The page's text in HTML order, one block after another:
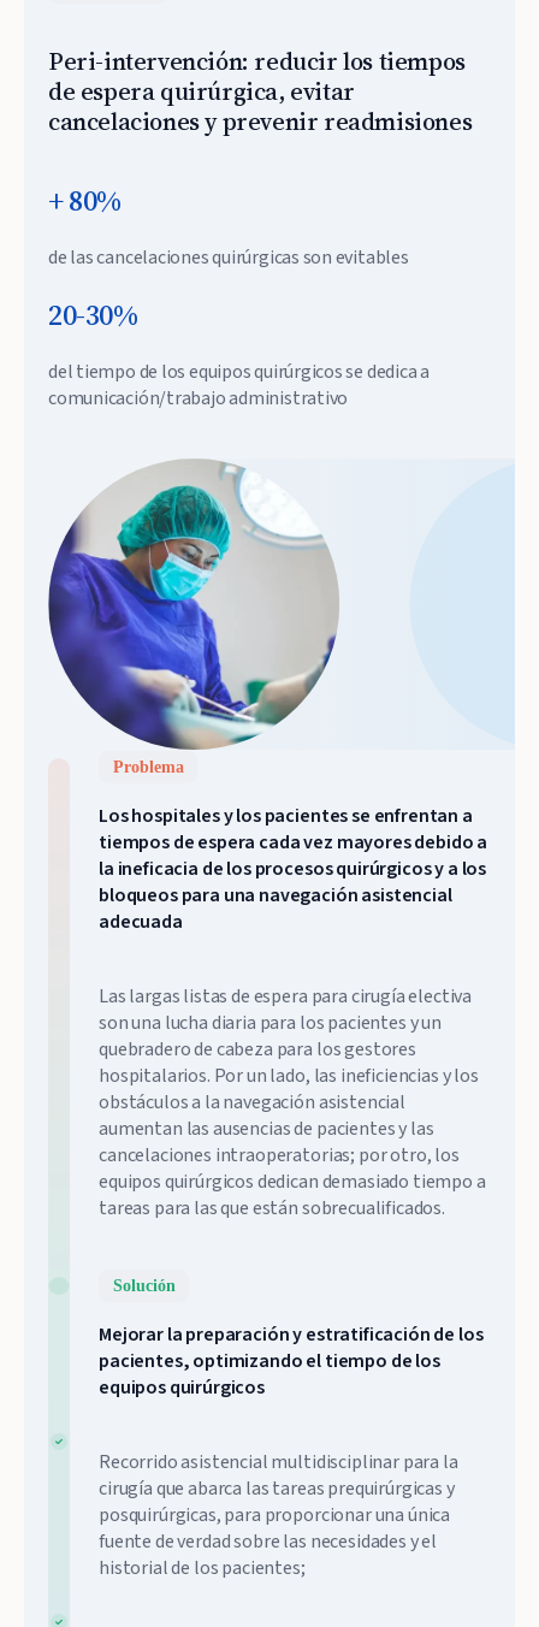
Peri-intervención: reducir los tiempos
de espera quirúrgica, evitar
cancelaciones y prevenir readmisiones
+ 80%
de las cancelaciones quirúrgicas son evitables
20-30%
del tiempo de los equipos quirúrgicos se dedica a
comunicación/trabajo administrativo
Problema
Los hospitales y los pacientes se enfrentan a
tiempos de espera cada vez mayores debido a
la ineficacia de los procesos quirúrgicos y a los
bloqueos para una navegación asistencial
adecuada
Las largas listas de espera para cirugía electiva
son una lucha diaria para los pacientes y un
quebradero de cabeza para los gestores
hospitalarios. Por un lado, las ineficiencias y los
obstáculos a la navegación asistencial
aumentan las ausencias de pacientes y las
cancelaciones intraoperatorias; por otro, los
equipos quirúrgicos dedican demasiado tiempo a
tareas para las que están sobrecualificados.
Solución
Mejorar la preparación y estratificación de los
pacientes, optimizando el tiempo de los
equipos quirúrgicos
Recorrido asistencial multidisciplinar para la
cirugía que abarca las tareas prequirúrgicas y
posquirúrgicas, para proporcionar una única
fuente de verdad sobre las necesidades y el
historial de los pacientes;